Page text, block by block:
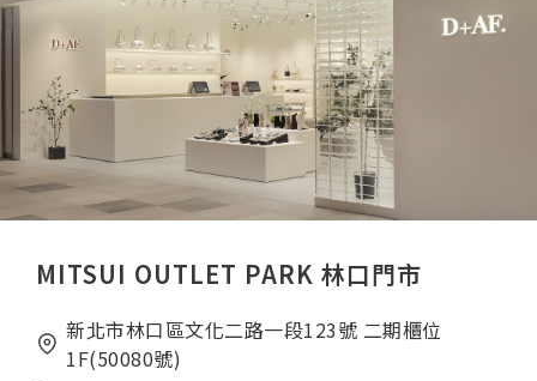
MITSUI OUTLET PARK 林口門市
新北市林口區文化二路一段123號 二期櫃位
1F(50080號)